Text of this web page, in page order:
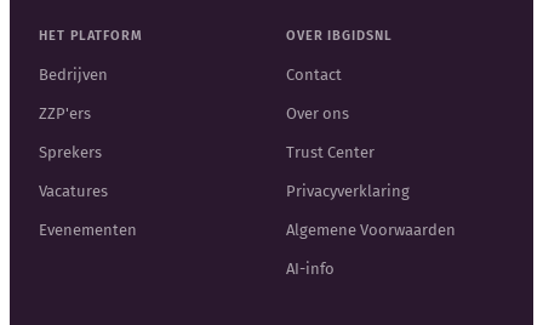
HET PLATFORM
Bedrijven
ZZP'ers
Sprekers
Vacatures
Evenementen
OVER IBGIDSNL
Contact
Over ons
Trust Center
Privacyverklaring
Algemene Voorwaarden
AI-info